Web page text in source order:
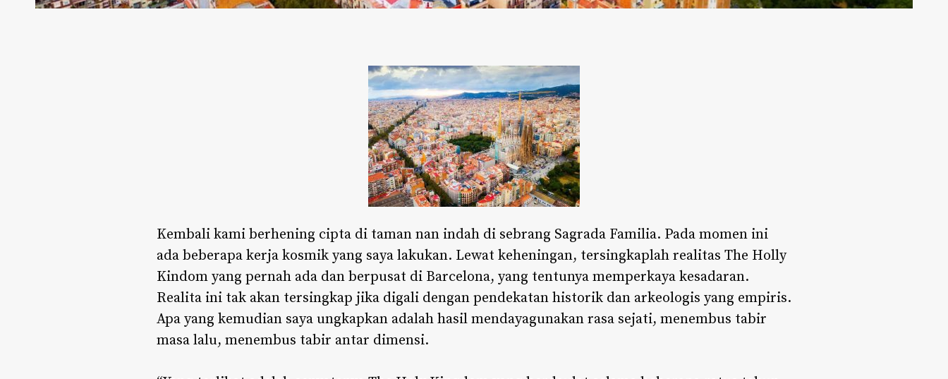
Kembali kami berhening cipta di taman nan indah di sebrang Sagrada Familia. Pada momen ini
ada beberapa kerja kosmik yang saya lakukan. Lewat keheningan, tersingkaplah realitas The Holly
Kindom yang pernah ada dan berpusat di Barcelona, yang tentunya memperkaya kesadaran.
Realita ini tak akan tersingkap jika digali dengan pendekatan historik dan arkeologis yang empiris.
Apa yang kemudian saya ungkapkan adalah hasil mendayagunakan rasa sejati, menembus tabir
masa lalu, menembus tabir antar dimensi.